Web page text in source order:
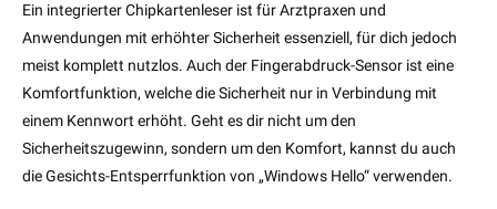
Ein integrierter Chipkartenleser ist für Arztpraxen und
Anwendungen mit erhöhter Sicherheit essenziell, für dich jedoch
meist komplett nutzlos. Auch der Fingerabdruck-Sensor ist eine
Komfortfunktion, welche die Sicherheit nur in Verbindung mit
einem Kennwort erhöht. Geht es dir nicht um den
Sicherheitszugewinn, sondern um den Komfort, kannst du auch
die Gesichts-Entsperrfunktion von „Windows Hello“ verwenden.